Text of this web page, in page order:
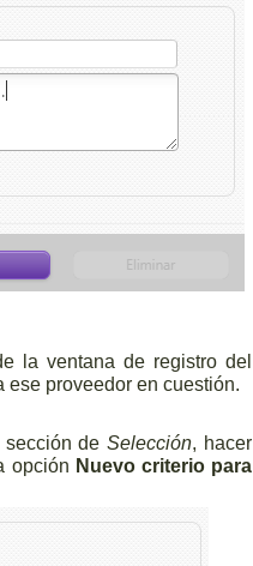
la ventana de registro del
ese proveedor en cuestión.
sección deSelección, hacer
opción Nuevo criterio para